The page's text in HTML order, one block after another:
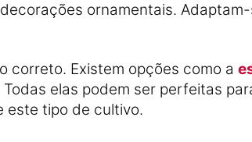
ornamentais.
correto. Existem opções como a
Todas elas podem ser perfeitas
este tipo de cultivo.